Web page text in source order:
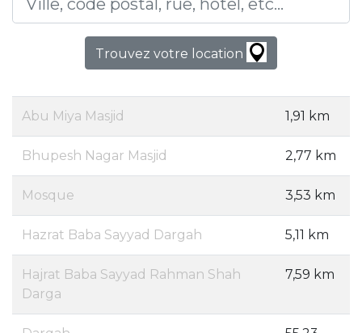
Trouvez votre location
Abu Miya Masjid 1,91 km
Bhupesh Nagar Masjid 2,77 km
Mosque 3,53 km
Hazrat Baba Sayyad Dargah 5,11 km
Hajrat Baba Sayyad Rahman Shah
Darga
7,59 km